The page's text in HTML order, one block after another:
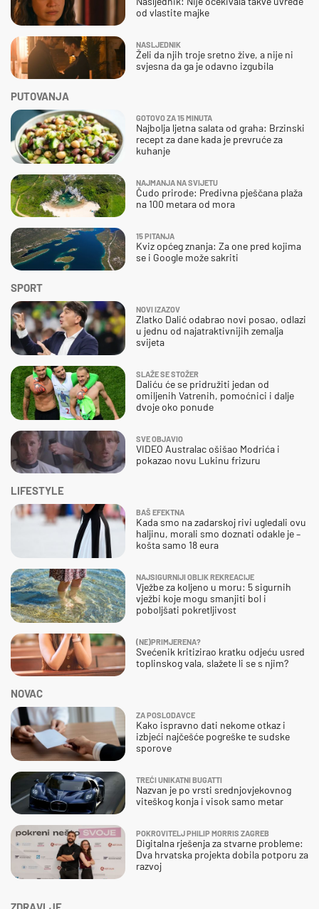
SPORT
NOVI IZAZOV
Zlatko Dalić odabrao novi posao, odlazi
u jednu od najatraktivnijih zemalja
svijeta
SLAŽE SE STOŽER
Daliću će se pridružiti jedan od
omiljenih Vatrenih, pomoćnici i dalje
dvoje oko ponude
SVE OBJAVIO
VIDEO Australac ošišao Modrića i
pokazao novu Lukinu frizuru
od vlastite majke
NASLJEDNIK
Želi da njih troje sretno žive, a nije ni
svjesna da ga je odavno izgubila
PUTOVANJA
GOTOVO ZA 15 MINUTA
Najbolja ljetna salata od graha: Brzinski
recept za dane kada je prevruće za
kuhanje
NAJMANJA NA SVIJETU
Čudo prirode: Predivna pješčana plaža
na 100 metara od mora
15 PITANJA
Kviz općeg znanja: Za one pred kojima
se i Google može sakriti
NOVAC
ZA POSLODAVCE
Kako ispravno dati nekome otkaz i
izbjeći najčešće pogreške te sudske
sporove
TREĆI UNIKATNI BUGATTI
Nazvan je po vrsti srednjovjekovnog
viteškog konja i visok samo metar
POKROVITELJ PHILIP MORRIS ZAGREB
Digitalna rješenja za stvarne probleme:
Dva hrvatska projekta dobila potporu za
razvoj
LIFESTYLE
BAŠ EFEKTNA
Kada smo na zadarskoj rivi ugledali ovu
haljinu, morali smo doznati odakle je –
košta samo 18 eura
NAJSIGURNIJI OBLIK REKREACIJE
Vježbe za koljeno u moru: 5 sigurnih
vježbi koje mogu smanjiti bol i
poboljšati pokretljivost
(NE)PRIMJERENA?
Svećenik kritizirao kratku odjeću usred
toplinskog vala, slažete li se s njim?